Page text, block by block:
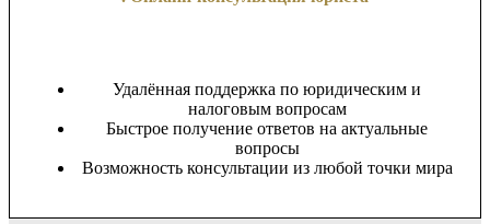
Удалённая поддержка по юридическим и
налоговым вопросам
Быстрое получение ответов на актуальные
вопросы
Возможность консультации из любой точки мира